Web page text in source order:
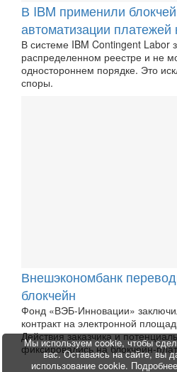
В IBM применили
автоматизации платежей
В системе IBM Contingent Labor
распределенном реестре и не
одностороннем порядке. Это
споры.
Внешэкономбанк
блокчейн
Фонд «ВЭБ-Инновации»
контракт на электронной
Действия заказчика и
фиксировались на блокчейн-
Мы используем cookie, чтобы
вас. Оставаясь на сайте, вы
использование cookie.